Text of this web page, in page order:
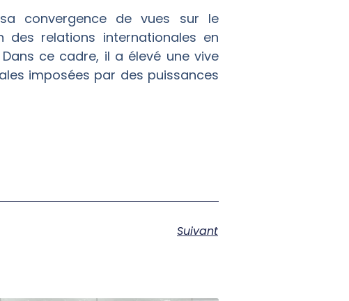
convergence de vues sur le
relations internationales en
ce cadre, il a élevé une vive
imposées par des puissances
Suivant